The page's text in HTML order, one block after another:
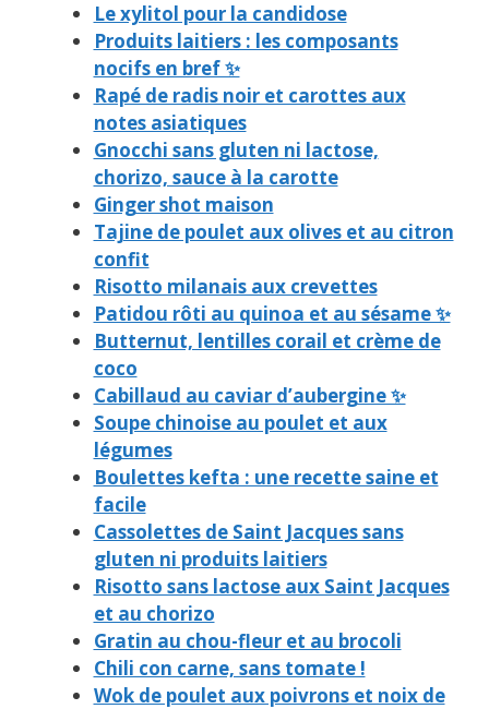
Le xylitol pour la candidose
Produits laitiers : les composants
nocifs en bref ✨
Rapé de radis noir et carottes aux
notes asiatiques
Gnocchi sans gluten ni lactose,
chorizo, sauce à la carotte
Ginger shot maison
Tajine de poulet aux olives et au citron
​confit
Risotto milanais aux crevettes
Patidou rôti au quinoa et au sésame ✨
Butternut, lentilles corail et crème de
coco
Cabillaud au caviar d’aubergine ✨
Soupe chinoise au poulet et aux
légumes
Boulettes kefta : une recette saine et
facile
Cassolettes de Saint Jacques sans
gluten ni produits laitiers
Risotto sans lactose aux Saint Jacques
et au chorizo
Gratin au chou-fleur et au brocoli
Chili con carne, sans tomate ​!
Wok de poulet aux poivrons et noix de